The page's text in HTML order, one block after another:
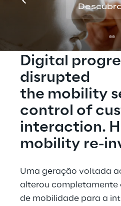
Starting point
THE BIG PICTURE
Digital
disrupted
the mobility
control of
interaction.
mobility re-
Uma geração voltada
alterou completamente
de mobilidade para a